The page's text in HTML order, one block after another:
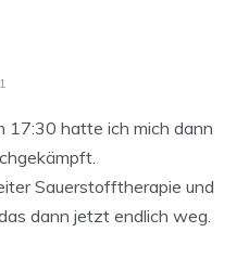
17:30 hatte ich mich dann
Sauerstofftherapie und
dann jetzt endlich weg.